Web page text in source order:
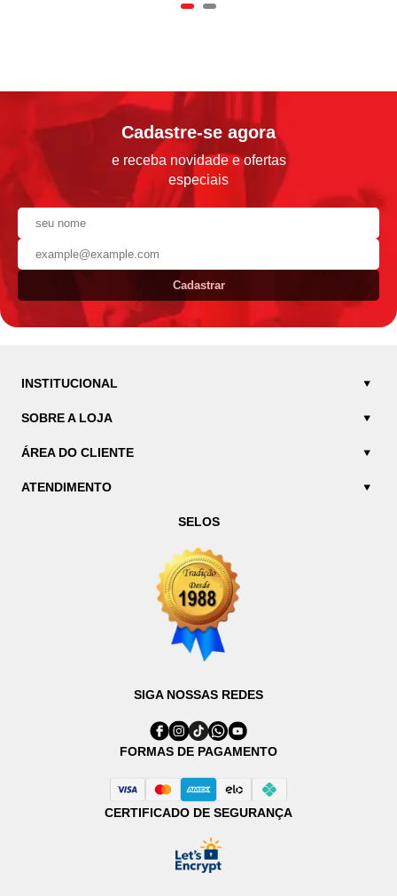
Cadastre-se agora
e receba novidade e ofertas
especiais
Cadastrar
INSTITUCIONAL
SOBRE A LOJA
ÁREA DO CLIENTE
ATENDIMENTO
SELOS
SIGA NOSSAS REDES
FORMAS DE PAGAMENTO
CERTIFICADO DE SEGURANÇA